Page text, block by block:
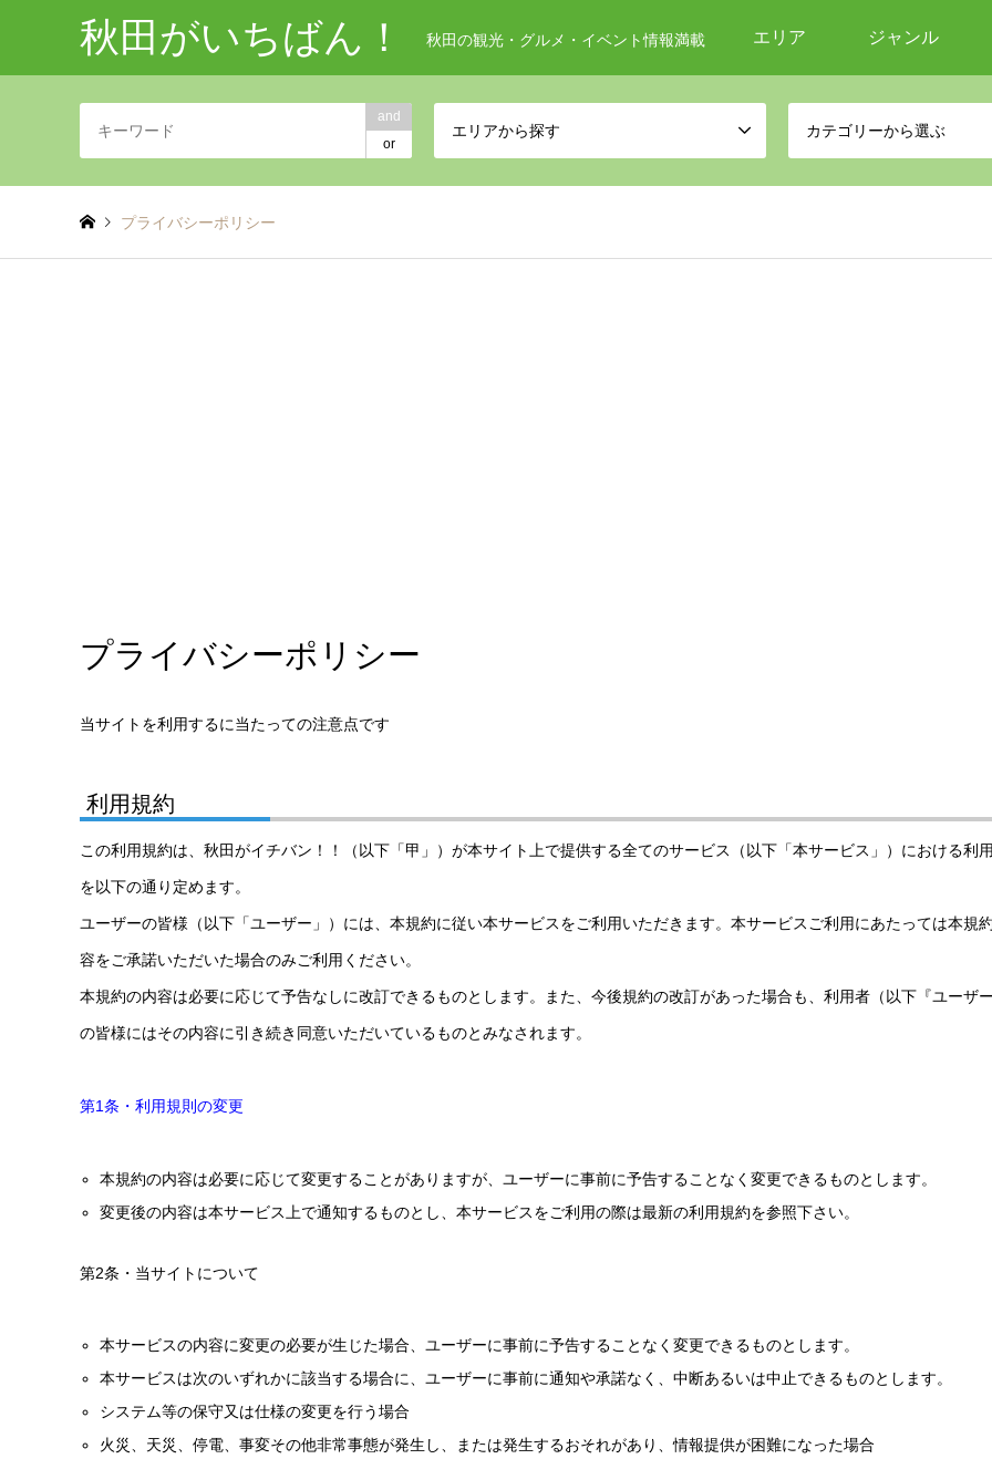
秋田がいちばん！ 秋田の観光・グルメ・イベント情報満載 エリア ジャンル
and
or
エリアから探す カテゴリーから選ぶ
プライバシーポリシー
プライバシーポリシー
当サイトを利用するに当たっての注意点です
利用規約
この利用規約は、秋田がイチバン！！（以下「甲」）が本サイト上で提供する全てのサービス（以下「本サービス」）における利
を以下の通り定めます。
ユーザーの皆様（以下「ユーザー」）には、本規約に従い本サービスをご利用いただきます。本サービスご利用にあたっては本規
容をご承諾いただいた場合のみご利用ください。
本規約の内容は必要に応じて予告なしに改訂できるものとします。また、今後規約の改訂があった場合も、利用者（以下『ユーザー
の皆様にはその内容に引き続き同意いただいているものとみなされます。
第1条・利用規則の変更
本規約の内容は必要に応じて変更することがありますが、ユーザーに事前に予告することなく変更できるものとします。
変更後の内容は本サービス上で通知するものとし、本サービスをご利用の際は最新の利用規約を参照下さい。
第2条・当サイトについて
本サービスの内容に変更の必要が生じた場合、ユーザーに事前に予告することなく変更できるものとします。
本サービスは次のいずれかに該当する場合に、ユーザーに事前に通知や承諾なく、中断あるいは中止できるものとします。
システム等の保守又は仕様の変更を行う場合
火災、天災、停電、事変その他非常事態が発生し、または発生するおそれがあり、情報提供が困難になった場合